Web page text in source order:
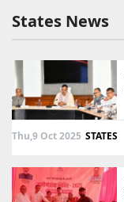
States News
Thu,9 Oct 2025 STATES